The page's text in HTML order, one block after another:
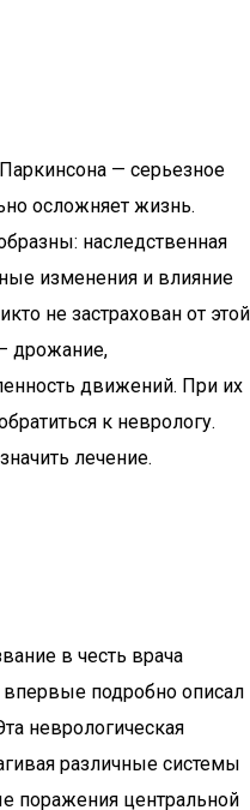
— серьезное
осложняет жизнь.
наследственная
изменения и влияние
не застрахован от этой
дрожание,
движений. При их
к неврологу.
лечение.
в честь врача
подробно описал
неврологическая
различные системы
поражения центральной